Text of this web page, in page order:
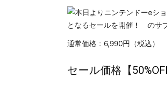
通常価格：6,990円（税込）
セール価格【